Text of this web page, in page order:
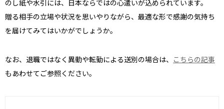
のし紙や水引には、日本ならではの心遣いが込められています。
贈る相手の立場や状況を思いやりながら、最適な形で感謝の気持ち
を届けてみてはいかがでしょうか。
なお、退職ではなく異動や転勤による送別の場合は、
こちらの記事
もあわせてご参照ください。